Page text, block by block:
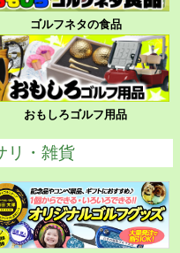
ゴルフネタの食品
おもしろゴルフ用品
リ・雑貨